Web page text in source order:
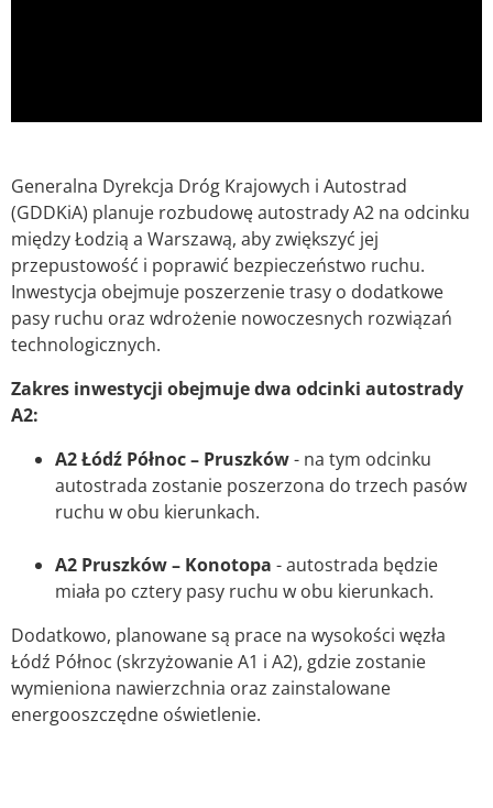
Generalna Dyrekcja Dróg Krajowych i Autostrad
(GDDKiA) planuje rozbudowę autostrady A2 na odcinku
między Łodzią a Warszawą, aby zwiększyć jej
przepustowość i poprawić bezpieczeństwo ruchu.
Inwestycja obejmuje poszerzenie trasy o dodatkowe
pasy ruchu oraz wdrożenie nowoczesnych rozwiązań
technologicznych.
Zakres inwestycji obejmuje dwa odcinki autostrady
A2:
A2 Łódź Północ – Pruszków- na tym odcinku
autostrada zostanie poszerzona do trzech pasów
ruchu w obu kierunkach.​
A2 Pruszków – Konotopa - autostrada będzie
miała po cztery pasy ruchu w obu kierunkach.​
Dodatkowo, planowane są prace na wysokości węzła
Łódź Północ (skrzyżowanie A1 i A2), gdzie zostanie
wymieniona nawierzchnia oraz zainstalowane
energooszczędne oświetlenie. ​